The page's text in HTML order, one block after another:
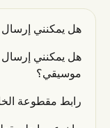
هل يمكنني
هل يمكنني إرسال
موسيقي؟
رابط مقطوعة